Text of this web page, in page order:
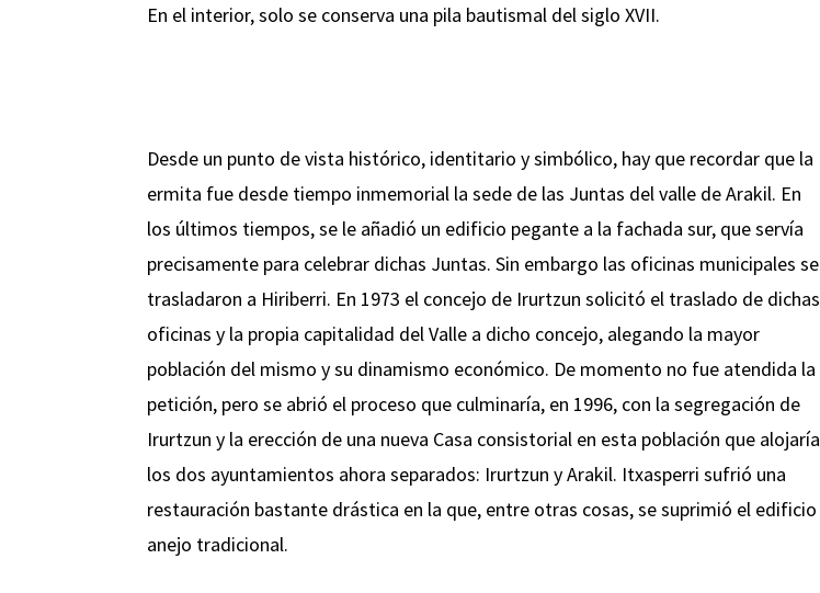
En el interior, solo se conserva una pila bautismal del siglo XVII.
Desde un punto de vista histórico, identitario y simbólico, hay que recordar que la
ermita fue desde tiempo inmemorial la sede de las Juntas del valle de Arakil. En
los últimos tiempos, se le añadió un edificio pegante a la fachada sur, que servía
precisamente para celebrar dichas Juntas. Sin embargo las oficinas municipales se
trasladaron a Hiriberri. En 1973 el concejo de Irurtzun solicitó el traslado de dichas
oficinas y la propia capitalidad del Valle a dicho concejo, alegando la mayor
población del mismo y su dinamismo económico. De momento no fue atendida la
petición, pero se abrió el proceso que culminaría, en 1996, con la segregación de
Irurtzun y la erección de una nueva Casa consistorial en esta población que alojaría
los dos ayuntamientos ahora separados: Irurtzun y Arakil. Itxasperri sufrió una
restauración bastante drástica en la que, entre otras cosas, se suprimió el edificio
anejo tradicional.